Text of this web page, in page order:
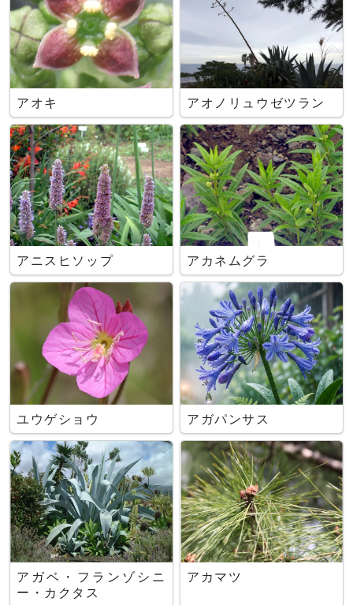
アオキ アオノリュウゼツラン
アニスヒソップ アカネムグラ
ユウゲショウ アガパンサス
アガベ・フランゾシニ
ー・カクタス
アカマツ